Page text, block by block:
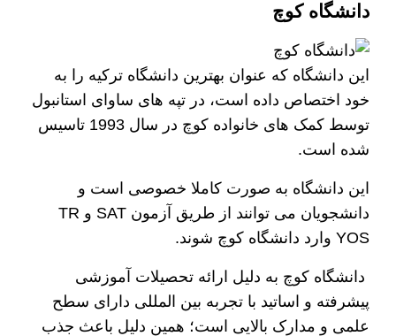
دانشگاه کوچ
این دانشگاه که عنوان بهترین دانشگاه ترکیه را به
خود اختصاص داده است، در تپه های ساوای استانبول
توسط کمک های خانواده کوچ در سال 1993 تاسیس
شده است.
این دانشگاه به صورت کاملا خصوصی است و
دانشجویان می توانند از طریق آزمون SAT و TR
YOS وارد دانشگاه کوچ شوند.
دانشگاه کوچ به دلیل ارائه تحصیلات آموزشی
پیشرفته و اساتید با تجربه بین المللی دارای سطح
علمی و مدارک بالایی است؛ همین دلیل باعث جذب